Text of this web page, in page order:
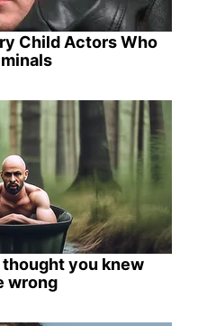
Child Actors Who
you knew
wrong